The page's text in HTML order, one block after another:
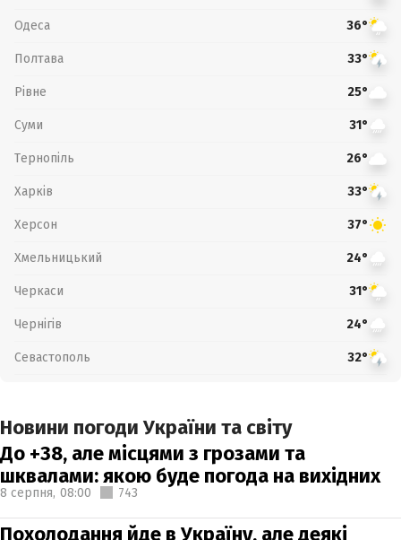
Одеса 36°
Полтава 33°
Рівне 25°
Суми 31°
Тернопіль 26°
Харків 33°
Херсон 37°
Хмельницький 24°
Черкаси 31°
Чернігів 24°
Севастополь 32°
Новини погоди України та світу
До +38, але місцями з грозами та
шквалами: якою буде погода на вихідних
8 серпня, 08:00 743
Похолодання йде в Україну, але деякі